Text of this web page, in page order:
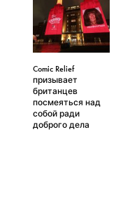
Comic Relief
призывает
британцев
посмеяться над
собой ради
доброго дела